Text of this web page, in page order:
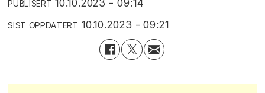
PUBLISERT
SIST OPPDATERT 10.10.2023 - 09:21